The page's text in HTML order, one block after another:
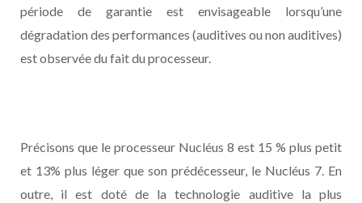
période de garantie est envisageable lorsqu’une
dégradation des performances (auditives ou non auditives)
est observée du fait du processeur.
Précisons que le processeur Nucléus 8 est 15 % plus petit
et 13% plus léger que son prédécesseur, le Nucléus 7. En
outre, il est doté de la technologie auditive la plus